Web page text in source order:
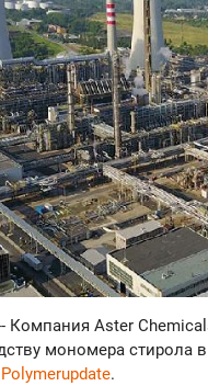
Компания Aster
мономера стирола
Polymerupdate.